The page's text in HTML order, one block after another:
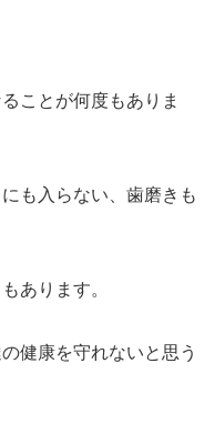
ことが何度もありま
も入らない、歯磨きも
あります。
健康を守れないと思う